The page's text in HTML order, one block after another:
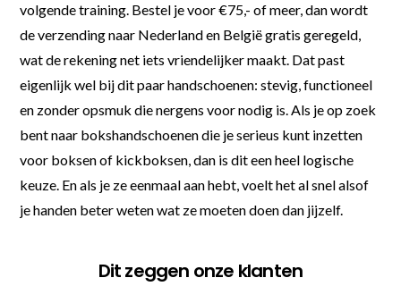
volgende training. Bestel je voor €75,- of meer, dan wordt
de verzending naar Nederland en België gratis geregeld,
wat de rekening net iets vriendelijker maakt. Dat past
eigenlijk wel bij dit paar handschoenen: stevig, functioneel
en zonder opsmuk die nergens voor nodig is. Als je op zoek
bent naar bokshandschoenen die je serieus kunt inzetten
voor boksen of kickboksen, dan is dit een heel logische
keuze. En als je ze eenmaal aan hebt, voelt het al snel alsof
je handen beter weten wat ze moeten doen dan jijzelf.
Dit zeggen onze klanten